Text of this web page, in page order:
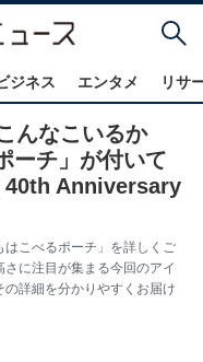
ジネス エンタメ リサ
んなこいるか
ーチ」が付いて
40th Anniversary
こべるポーチ」を詳しくご
に注目が集まる今回のアイ
詳細を分かりやすくお届け